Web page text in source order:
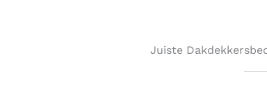
Juiste